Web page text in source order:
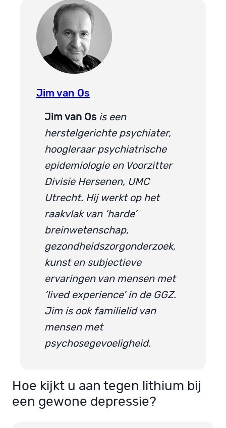
Jim van Os
Jim van Os is een
herstelgerichte psychiater,
hoogleraar psychiatrische
epidemiologie en Voorzitter
Divisie Hersenen, UMC
Utrecht. Hij werkt op het
raakvlak van ‘harde’
breinwetenschap,
gezondheidszorgonderzoek,
kunst en subjectieve
ervaringen van mensen met
‘lived experience’ in de GGZ.
Jim is ook familielid van
mensen met
psychosegevoeligheid.
Hoe kijkt u aan tegen lithium bij
een gewone depressie?